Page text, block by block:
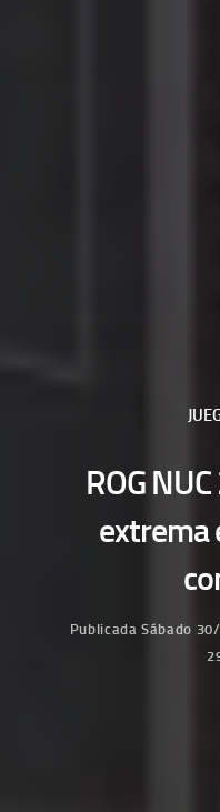
ROG
extrema
PublicadaSábado